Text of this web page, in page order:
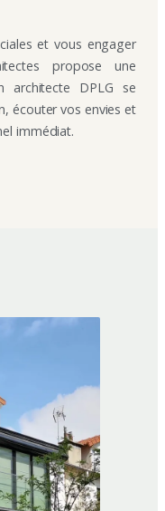
et vous engager
propose une
architecte DPLG se
écouter vos envies et
immédiat.